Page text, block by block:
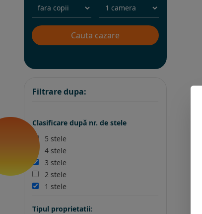
Filtrare dupa:
Clasificare după nr. de stele
5 stele
4 stele
3 stele
2 stele
1 stele
Tipul proprietatii: